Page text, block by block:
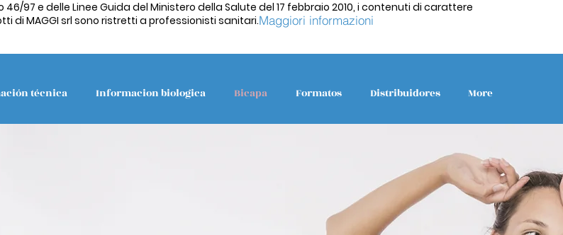
97 e delle Linee Guida del Ministero della Salute del 17 febbraio 2010, i contenuti di carattere
di MAGGI srl sono ristretti a professionisti sanitari.Maggiori informazioni
técnica Informacion biologica Bicapa Formatos Distribuidores More